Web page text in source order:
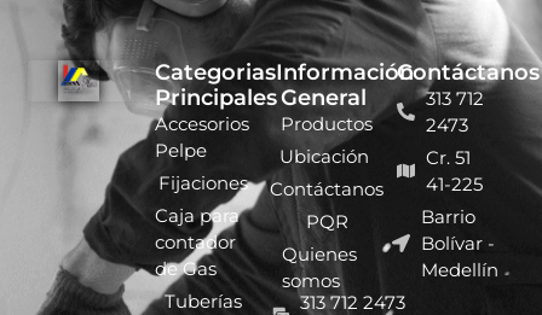
Categorias
Principales
Accesorios
Pelpe
Fijaciones
Caja para
contador
de Gas
Tuberías
Información
General
Productos
Ubicación
Contáctanos
PQR
Quienes
somos
Contáctanos
313 712
2473
Cr. 51
41-225
Barrio
Bolívar -
Medellín
313 712 2473